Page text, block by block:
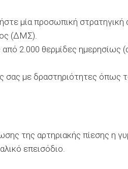
μία προσωπική
(ΔΜΣ).
από 2.000 θερμίδες ημερησίως
με δραστηριότητες όπως
της αρτηριακής πίεσης η
επεισόδιο.